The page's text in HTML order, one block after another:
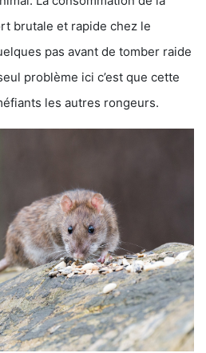
brutale et rapide chez le
pas avant de tomber raide
problème ici c’est que cette
les autres rongeurs.